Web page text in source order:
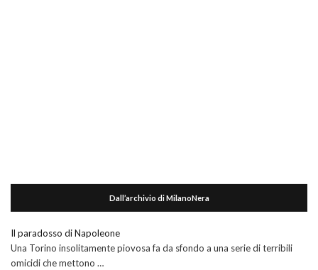
Dall’archivio di MilanoNera
Il paradosso di Napoleone
Una Torino insolitamente piovosa fa da sfondo a una serie di terribili
omicidi che mettono …